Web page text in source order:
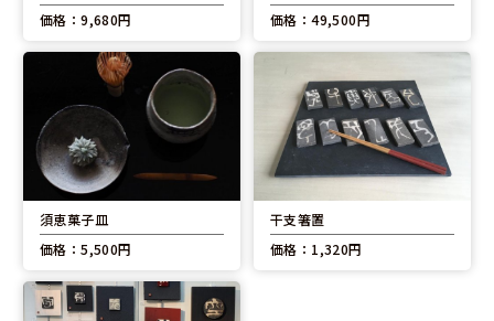
価格：9,680円
価格：49,500円
須恵菓子皿
価格：5,500円
干支箸置
価格：1,320円